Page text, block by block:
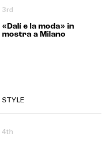
3rd
«Dalí e la moda» in
mostra a Milano
STYLE
4th